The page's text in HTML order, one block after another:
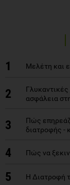
1 Μελέτη και
2
ασφάλεια
3
Πώς
διατροφής -
4 Πώς να
5 Η Διατροφή